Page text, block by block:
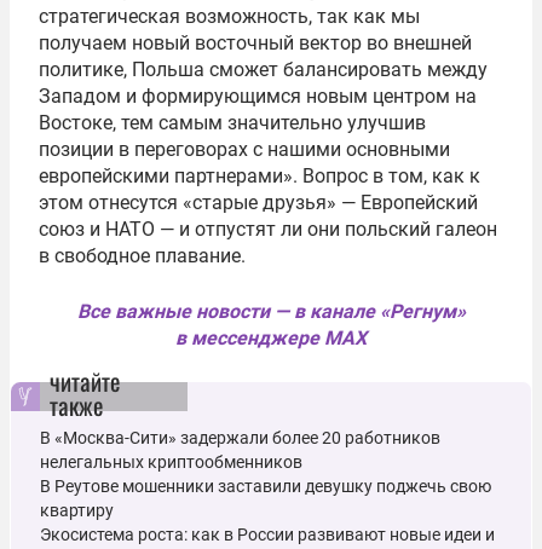
стратегическая возможность, так как мы
получаем новый восточный вектор во внешней
политике, Польша сможет балансировать между
Западом и формирующимся новым центром на
Востоке, тем самым значительно улучшив
позиции в переговорах с нашими основными
европейскими партнерами». Вопрос в том, как к
этом отнесутся «старые друзья» — Европейский
союз и НАТО — и отпустят ли они польский галеон
в свободное плавание.
Все важные новости — в канале «Регнум»
в мессенджере MAX
читайте
также
В «Москва-Сити» задержали более 20 работников
нелегальных криптообменников
В Реутове мошенники заставили девушку поджечь свою
квартиру
Экосистема роста: как в России развивают новые идеи и